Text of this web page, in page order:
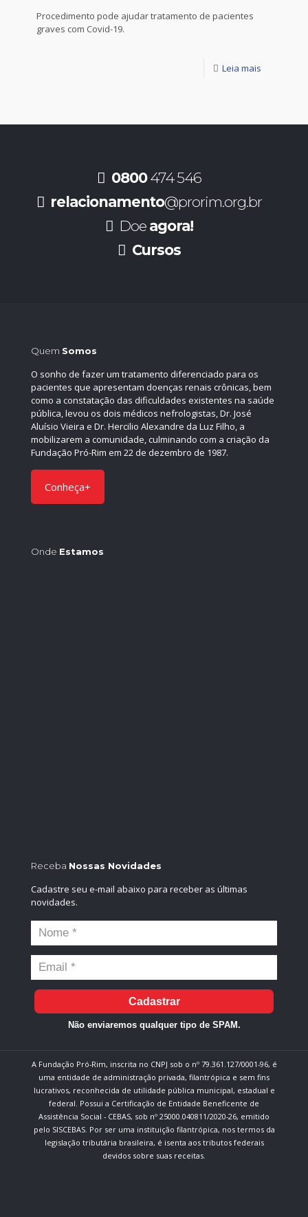
Procedimento pode ajudar tratamento de pacientes
graves com Covid-19.
Leia mais
0800474 546
relacionamento@prorim.org.br
Doe agora!
Cursos
Quem Somos
O sonho de fazer um tratamento diferenciado para os
pacientes que apresentam doenças renais crônicas, bem
como a constatação das dificuldades existentes na saúde
pública, levou os dois médicos nefrologistas, Dr. José
Aluísio Vieira e Dr. Hercilio Alexandre da Luz Filho, a
mobilizarem a comunidade, culminando com a criação da
Fundação Pró-Rim em 22 de dezembro de 1987.
Conheça+
Onde Estamos
Receba Nossas Novidades
Cadastre seu e-mail abaixo para receber as últimas
novidades.
Cadastrar
Não enviaremos qualquer tipo de SPAM.
A Fundação Pró-Rim, inscrita no CNPJ sob o nº 79.361.127/0001-96, é
uma entidade de administração privada, filantrópica e sem fins
lucrativos, reconhecida de utilidade pública municipal, estadual e
federal. Possui a Certificação de Entidade Beneficente de
Assistência Social - CEBAS, sob nº 25000.040811/2020-26, emitido
pelo SISCEBAS. Por ser uma instituição filantrópica, nos termos da
legislação tributária brasileira, é isenta aos tributos federais
devidos sobre suas receitas.